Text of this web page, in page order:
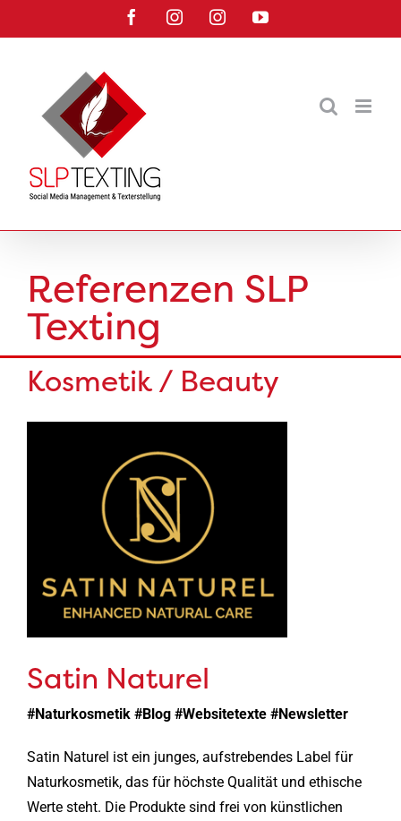
Inhalt
FacebookInstagramInstagramYouTube
Referenzen SLP
Texting
Kosmetik / Beauty
Satin Naturel
#Naturkosmetik #Blog #Websitetexte #Newsletter
Satin Naturel ist ein junges, aufstrebendes Label für
Naturkosmetik, das für höchste Qualität und ethische
Werte steht. Die Produkte sind frei von künstlichen